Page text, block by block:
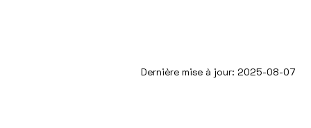
Dernière mise à jour: 2025-08-07